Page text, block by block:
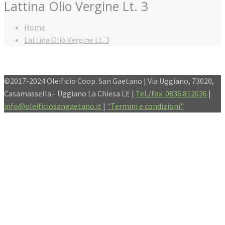
Lattina Olio Vergine Lt. 3
Home
Lattina Olio Vergine Lt. 3
©2017-2024 Oleificio Coop. San Gaetano | Via Uggiano, 73020,
Casamassella - Uggiano La Chiesa LE | Tel./Fax: 0836.812036 |
info@oleificiosangaetano.it | "Termini e condizioni"